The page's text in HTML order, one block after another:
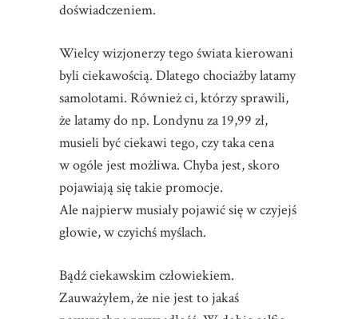
doświadczeniem.
Wielcy wizjonerzy tego świata kierowani
byli ciekawością. Dlatego chociażby latamy
samolotami. Również ci, którzy sprawili,
że latamy do np. Londynu za 19,99 zł,
musieli być ciekawi tego, czy taka cena
w ogóle jest możliwa. Chyba jest, skoro
pojawiają się takie promocje.
Ale najpierw musiały pojawić się w czyjejś
głowie, w czyichś myślach.
Bądź ciekawskim człowiekiem.
Zauważyłem, że nie jest to jakaś